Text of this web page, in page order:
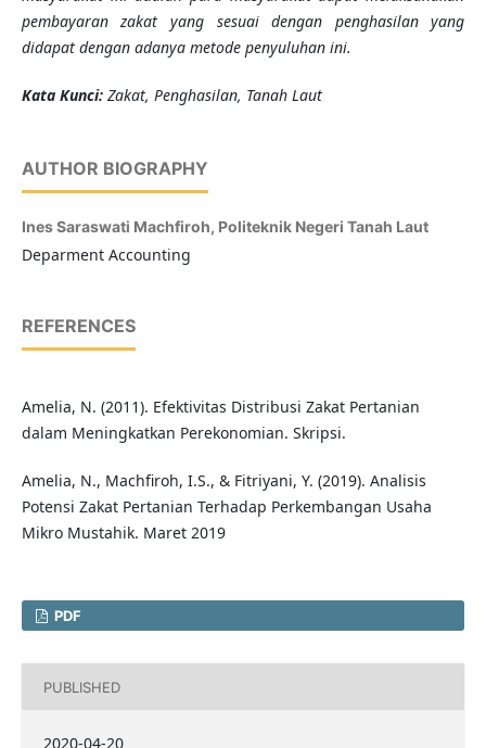
pembayaran zakat yang sesuai dengan penghasilan yang
didapat dengan adanya metode penyuluhan ini.
Kata Kunci:Zakat, Penghasilan, Tanah Laut
AUTHOR BIOGRAPHY
Ines Saraswati Machfiroh, Politeknik Negeri Tanah Laut
Deparment Accounting
REFERENCES
Amelia, N. (2011). Efektivitas Distribusi Zakat Pertanian
dalam Meningkatkan Perekonomian. Skripsi.
Amelia, N., Machfiroh, I.S., & Fitriyani, Y. (2019). Analisis
Potensi Zakat Pertanian Terhadap Perkembangan Usaha
Mikro Mustahik. Maret 2019
PDF
PUBLISHED
2020-04-20